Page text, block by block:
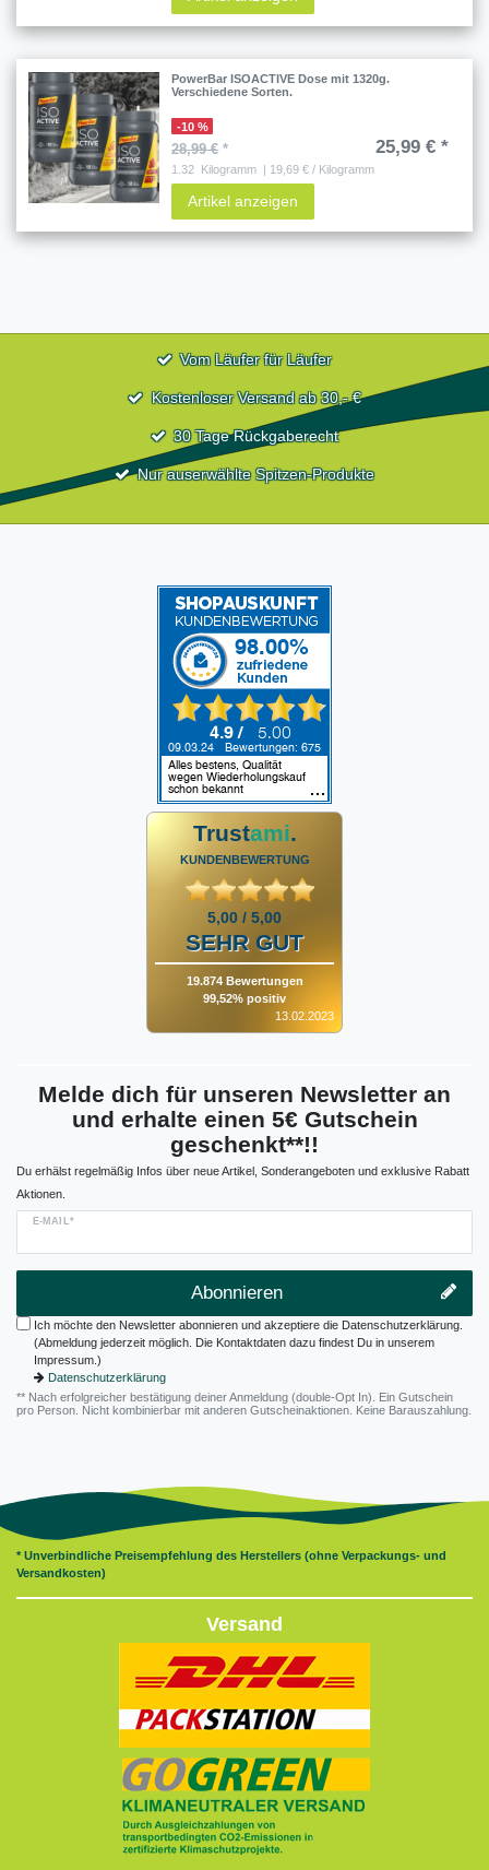
PowerBar ISOACTIVE Dose mit 1320g.
Verschiedene Sorten.
-10 %
28,99 €* 25,99 € *
1.32 Kilogramm | 19,69 € / Kilogramm
Artikel anzeigen
Vom Läufer für Läufer
Kostenloser Versand ab 30,- €
30 Tage Rückgaberecht
Nur auserwählte Spitzen-Produkte
Trustami.
KUNDENBEWERTUNG
5,00 / 5,00
SEHR GUT
19.874 Bewertungen
99,52% positiv
13.02.2023
Melde dich für unseren Newsletter an
und erhalte einen 5€ Gutschein
geschenkt**!!
Du erhälst regelmäßig Infos über neue Artikel, Sonderangeboten und exklusive Rabatt
Aktionen.
E-MAIL*
Abonnieren
Ich möchte den Newsletter abonnieren und akzeptiere die Datenschutzerklärung.
(Abmeldung jederzeit möglich. Die Kontaktdaten dazu findest Du in unserem
Impressum.)
Datenschutzerklärung
** Nach erfolgreicher bestätigung deiner Anmeldung (double-Opt In). Ein Gutschein
pro Person. Nicht kombinierbar mit anderen Gutscheinaktionen. Keine Barauszahlung.
* Unverbindliche Preisempfehlung des Herstellers (ohne Verpackungs- und
Versandkosten)
Versand